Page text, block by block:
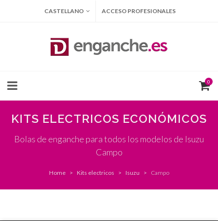
CASTELLANO ACCESO PROFESIONALES
0
KITS ELECTRICOS ECONÓMICOS
Bolas de enganche para todos los modelos de Isuzu
Campo
Home Kits electricos Isuzu Campo